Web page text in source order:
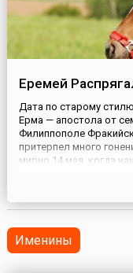
Еремей
Дата по старому
Ерма — апостола от
Филиппополе
притерпел много
мирно.14 мая, когда
Именины